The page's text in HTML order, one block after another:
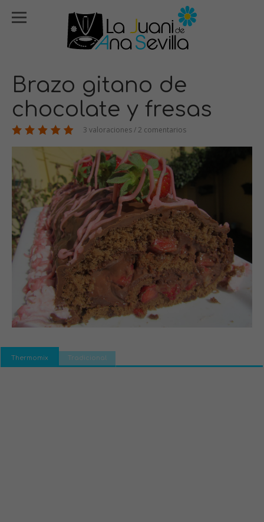
Brazo gitano de
chocolate y fresas
3 valoraciones / 2 comentarios
Thermomix Tradicional